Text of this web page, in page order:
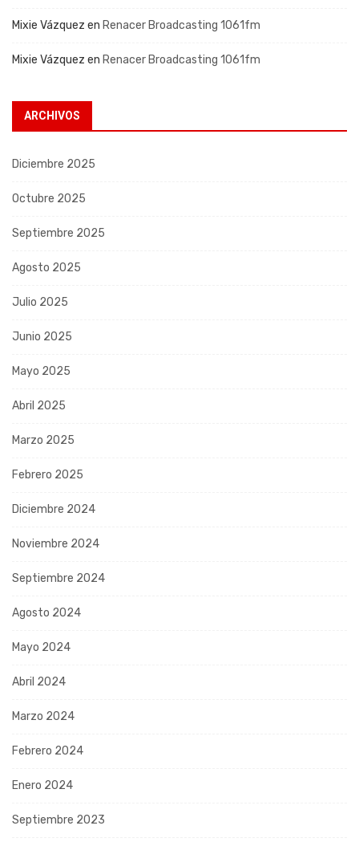
Mixie Vázquez en Renacer Broadcasting 1061fm
Mixie Vázquez en Renacer Broadcasting 1061fm
ARCHIVOS
Diciembre 2025
Octubre 2025
Septiembre 2025
Agosto 2025
Julio 2025
Junio 2025
Mayo 2025
Abril 2025
Marzo 2025
Febrero 2025
Diciembre 2024
Noviembre 2024
Septiembre 2024
Agosto 2024
Mayo 2024
Abril 2024
Marzo 2024
Febrero 2024
Enero 2024
Septiembre 2023